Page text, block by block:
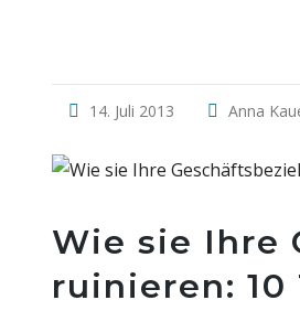
14. Juli 2013 Anna
Wie sie Ihre
ruinieren: 10